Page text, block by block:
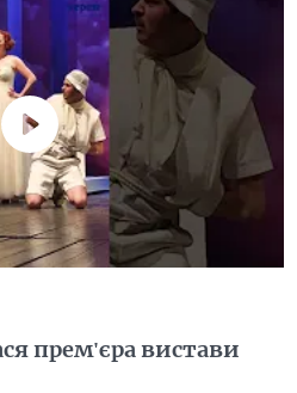
прем'єра вистави